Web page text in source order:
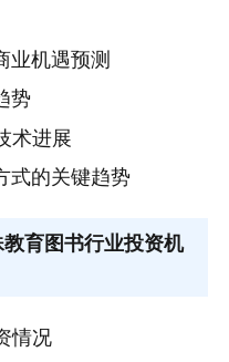
业机遇预测
势
术进展
式的关键趋势
育图书行业投资机
情况